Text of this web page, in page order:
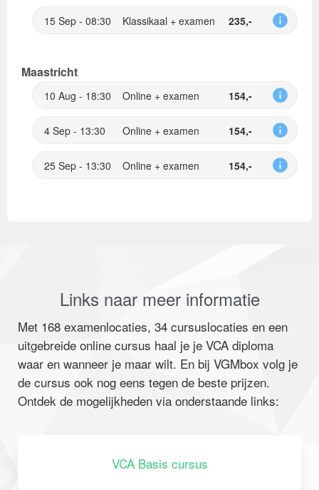
15 Sep - 08:30 Klassikaal + examen 235,-
Maastricht
10 Aug - 18:30 Online + examen 154,-
4 Sep - 13:30 Online + examen 154,-
25 Sep - 13:30 Online + examen 154,-
Links naar meer informatie
Met 168 examenlocaties, 34 cursuslocaties en een
uitgebreide online cursus haal je je VCA diploma
waar en wanneer je maar wilt. En bij VGMbox volg je
de cursus ook nog eens tegen de beste prijzen.
Ontdek de mogelijkheden via onderstaande links:
VCA Basis cursus